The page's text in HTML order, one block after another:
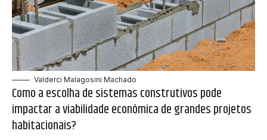
Valderci Malagosini Machado
Como a escolha de sistemas construtivos pode
impactar a viabilidade econômica de grandes projetos
habitacionais?